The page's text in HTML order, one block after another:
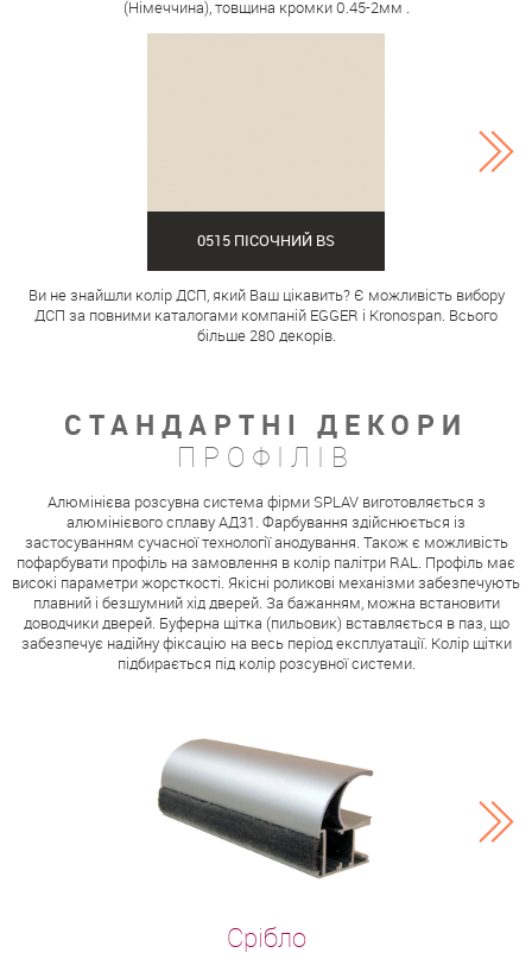
(Німеччина), товщина кромки 0.45-2мм .
0515 ПІСОЧНИЙ BS
Ви не знайшли колір ДСП, який Ваш цікавить? Є можливість вибору
ДСП за повними каталогами компаній EGGER і Kronospan. Всього
більше 280 декорів.
СТАНДАРТНІ ДЕКОРИ
ПРОФІЛІВ
Алюмінієва розсувна система фірми SPLAV виготовляється з
алюмінієвого сплаву АД31. Фарбування здійснюється із
застосуванням сучасної технології анодування. Також є можливість
пофарбувати профіль на замовлення в колір палітри RAL. Профіль має
високі параметри жорсткості. Якісні роликові механізми забезпечують
плавний і безшумний хід дверей. За бажанням, можна встановити
доводчики дверей. Буферна щітка (пильовик) вставляється в паз, що
забезпечує надійну фіксацію на весь період експлуатації. Колір щітки
підбирається під колір розсувної системи.